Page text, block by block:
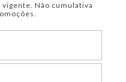
vigente. Não cumulativa